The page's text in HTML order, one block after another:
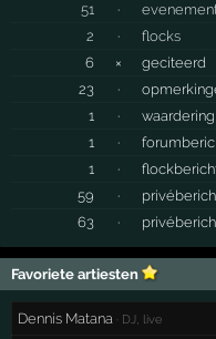
51
·
2
·
flocks
6
×
geciteerd
23
·
1
·
waardering
1
·
1 ·
59 ·
63
·
Favoriete artiesten
Dennis Matana · DJ, live